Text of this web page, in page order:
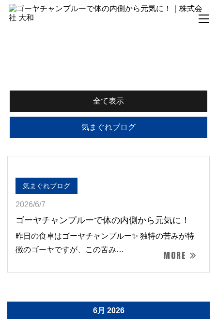
全て表示
気まぐれブログ
気まぐれブログ
2026/6/7
ゴーヤチャンプルーで体の内側から元気に！
昨日の食卓はゴーヤチャンプルー✨ 独特の苦みが特
徴のゴーヤですが、この苦み…
MORE
6月 2026